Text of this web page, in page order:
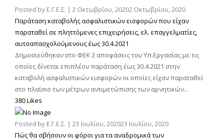
Posted by Ε.Γ.Ε.Σ. | 2 Οκτωβρίου, 20202 Οκτωβρίου, 2020
Παράταση καταβολής ασφαλιστικών εισφορών που είχαν
παραταθεί σε πληττόμενες επιχειρήσεις, ελ. επαγγελματίες,
αυτοαπασχολούμενους έως 30.4.2021
Δημοσιεύθηκαν στο ΦΕΚ 2 αποφάσεις του Υπ.Εργασίας με τις
οποίες δίνεται επιπλέον παράταση έως 30.4.2021 στην
καταβολή ασφαλιστικών εισφορών οι οποίες είχαν παραταθεί
στο πλαίσιο των μέτρων αντιμετώπισης των αρνητικών...
380 Likes
Posted by Ε.Γ.Ε.Σ. | 23 Ιουλίου, 202023 Ιουλίου, 2020
Πώς θα σβήσουν οι φόροι για τα αναδρομικά των